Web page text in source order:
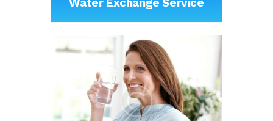
Water Exchange Service